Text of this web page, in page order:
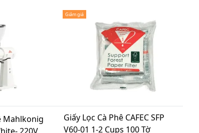
Mahlkonig
Giảm giá
Giấy Lọc Cà Phê CAFEC SFP
V60-01 1-2 Cups 100 Tờ